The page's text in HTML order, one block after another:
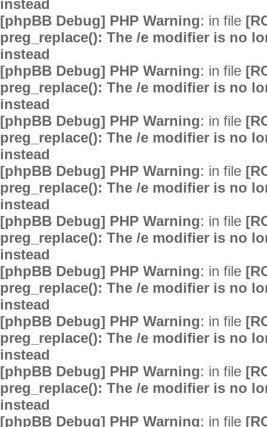
instead
[phpBB Debug] PHP Warning: in file
preg_replace(): The /e modifier is no
instead
[phpBB Debug] PHP Warning: in file
preg_replace(): The /e modifier is no
instead
[phpBB Debug] PHP Warning: in file
preg_replace(): The /e modifier is no
instead
[phpBB Debug] PHP Warning: in file
preg_replace(): The /e modifier is no
instead
[phpBB Debug] PHP Warning: in file
preg_replace(): The /e modifier is no
instead
[phpBB Debug] PHP Warning: in file
preg_replace(): The /e modifier is no
instead
[phpBB Debug] PHP Warning: in file
preg_replace(): The /e modifier is no
instead
[phpBB Debug] PHP Warning: in file
preg_replace(): The /e modifier is no
instead
[phpBB Debug] PHP Warning: in file